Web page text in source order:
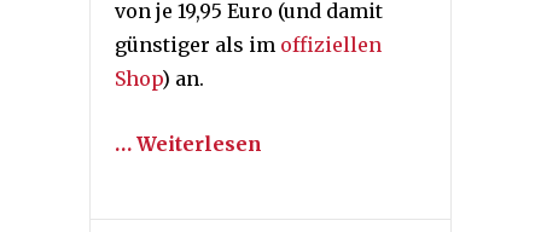
von je 19,95 Euro (und damit
günstiger als im offiziellen
Shop) an.
… Weiterlesen